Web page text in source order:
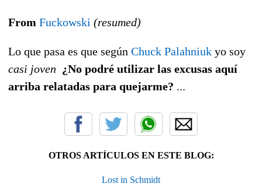
From Fuckowski (resumed)
Lo que pasa es que según Chuck Palahniuk yo soy
casi joven ¿No podré utilizar las excusas aquí
arriba relatadas para quejarme? ...
OTROS ARTÍCULOS EN ESTE BLOG:
Lost in Schmidt